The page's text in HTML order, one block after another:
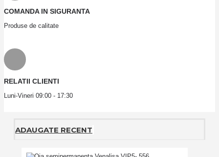
COMANDA IN SIGURANTA
Produse de calitate
RELATII CLIENTI
Luni-Vineri 09:00 - 17:30
ADAUGATE RECENT